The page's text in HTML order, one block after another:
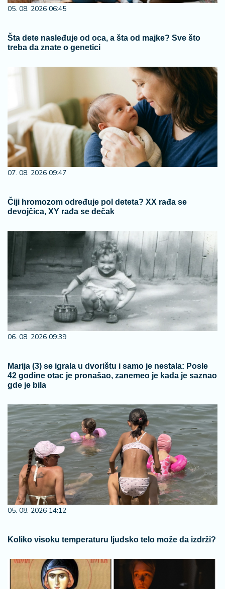
05. 08. 2026 06:45
Šta dete nasleđuje od oca, a šta od majke? Sve što
treba da znate o genetici
07. 08. 2026 09:47
Čiji hromozom određuje pol deteta? XX rađa se
devojčica, XY rađa se dečak
06. 08. 2026 09:39
Marija (3) se igrala u dvorištu i samo je nestala: Posle
42 godine otac je pronašao, zanemeo je kada je saznao
gde je bila
05. 08. 2026 14:12
Koliko visoku temperaturu ljudsko telo može da izdrži?